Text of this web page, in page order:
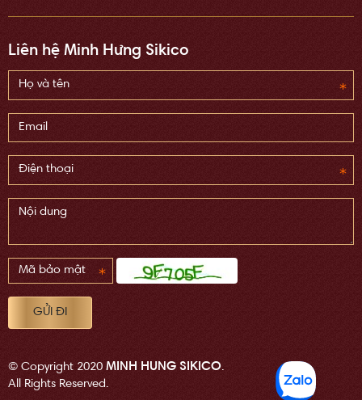
Liên hệ Minh Hưng Sikico
© Copyright 2020 MINH HUNG SIKICO.
All Rights Reserved.